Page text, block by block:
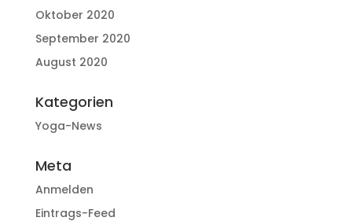
Oktober 2020
September 2020
August 2020
Kategorien
Yoga-News
Meta
Anmelden
Eintrags-Feed